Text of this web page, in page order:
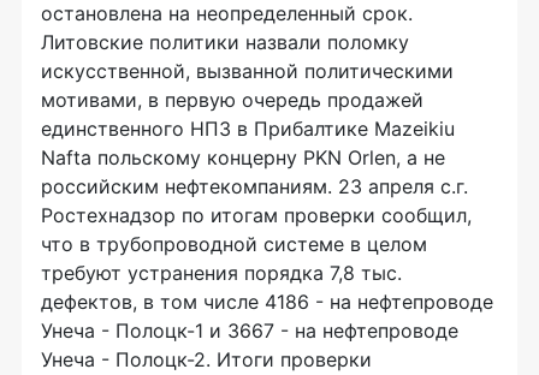
остановлена на неопределенный срок.
Литовские политики назвали поломку
искусственной, вызванной политическими
мотивами, в первую очередь продажей
единственного НПЗ в Прибалтике Mazeikiu
Nafta польскому концерну PKN Orlen, а не
российским нефтекомпаниям. 23 апреля с.г.
Ростехнадзор по итогам проверки сообщил,
что в трубопроводной системе в целом
требуют устранения порядка 7,8 тыс.
дефектов, в том числе 4186 - на нефтепроводе
Унеча - Полоцк-1 и 3667 - на нефтепроводе
Унеча - Полоцк-2. Итоги проверки